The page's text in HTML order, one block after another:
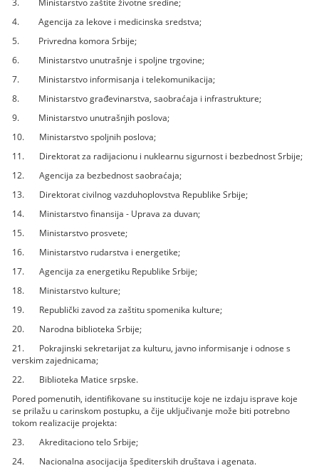
4. Agencija za lekove i medicinska sredstva;
5. Privredna komora Srbije;
6. Ministarstvo unutrašnje i spoljne trgovine;
7. Ministarstvo informisanja i telekomunikacija;
8. Ministarstvo građevinarstva, saobraćaja i infrastrukture;
9. Ministarstvo unutrašnjih poslova;
10. Ministarstvo spoljnih poslova;
11. Direktorat za radijacionu i nuklearnu sigurnost i bezbednost Srbije;
12. Agencija za bezbednost saobraćaja;
13. Direktorat civilnog vazduhoplovstva Republike Srbije;
14. Ministarstvo finansija - Uprava za duvan;
15. Ministarstvo prosvete;
16. Ministarstvo rudarstva i energetike;
17. Agencija za energetiku Republike Srbije;
18. Ministarstvo kulture;
19. Republički zavod za zaštitu spomenika kulture;
20. Narodna biblioteka Srbije;
21. Pokrajinski sekretarijat za kulturu, javno informisanje i odnose s
verskim zajednicama;
22. Biblioteka Matice srpske.
Pored pomenutih, identifikovane su institucije koje ne izdaju isprave koje
se prilažu u carinskom postupku, a čije uključivanje može biti potrebno
tokom realizacije projekta:
23. Akreditaciono telo Srbije;
24. Nacionalna asocijacija špediterskih društava i agenata.